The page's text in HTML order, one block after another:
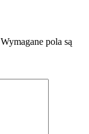
Wymagane pola są